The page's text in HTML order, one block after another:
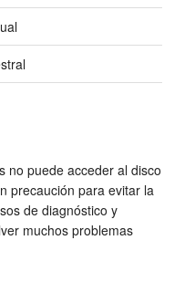
no puede acceder al disco
precaución para evitar la
de diagnóstico y
muchos problemas